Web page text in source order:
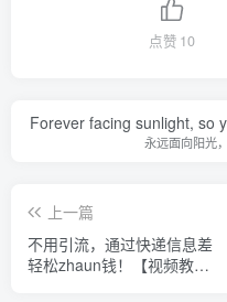
点赞 10
Forever facing sunlight, so
永远面向阳光
上一篇
不用引流，通过快递信息差
轻松zhaun钱！【视频教